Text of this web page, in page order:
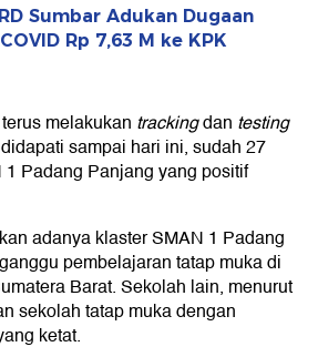
Sumbar Adukan Dugaan
Rp 7,63 M ke KPK
melakukan trackingdan testing
sampai hari ini, sudah 27
Padang Panjang yang positif
adanya klaster SMAN 1 Padang
pembelajaran tatap muka di
Barat. Sekolah lain, menurut
sekolah tatap muka dengan
ketat.